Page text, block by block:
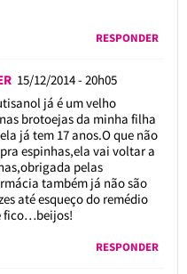
RESPONDER
15/12/2014 - 20h05
já é um velho
brotoejas da minha filha
já tem 17 anos.O que não
espinhas,ela vai voltar a
pelas
também já não são
até esqueço do remédio
fico…beijos!
RESPONDER